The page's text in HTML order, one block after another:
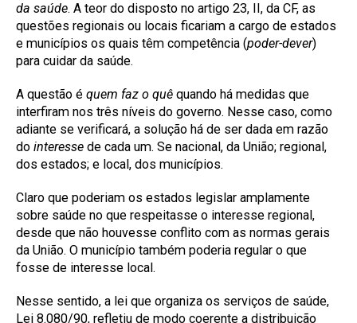
da saúde. A teor do disposto no artigo 23, II, da CF, as
questões regionais ou locais ficariam a cargo de estados
e municípios os quais têm competência (poder-dever)
para cuidar da saúde.
A questão é quem faz o quê quando há medidas que
interfiram nos três níveis do governo. Nesse caso, como
adiante se verificará, a solução há de ser dada em razão
do interesse de cada um. Se nacional, da União; regional,
dos estados; e local, dos municípios.
Claro que poderiam os estados legislar amplamente
sobre saúde no que respeitasse o interesse regional,
desde que não houvesse conflito com as normas gerais
da União. O município também poderia regular o que
fosse de interesse local.
Nesse sentido, a lei que organiza os serviços de saúde,
Lei 8.080/90, refletiu de modo coerente a distribuição